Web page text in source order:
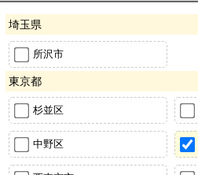
埼玉県
所沢市
東京都
杉並区
中野区